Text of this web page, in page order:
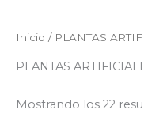
Inicio / PLANTAS
PLANTAS
Mostrando los 22